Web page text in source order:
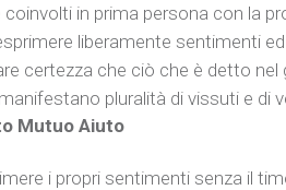
coinvolti in prima persona con la
liberamente sentimenti
certezza che ciò che è detto nel
pluralità di vissuti e di
Mutuo Aiuto
i propri sentimenti senza il